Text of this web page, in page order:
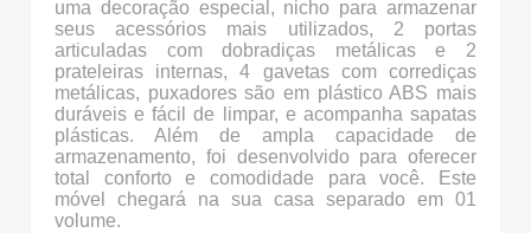
uma decoração especial, nicho para armazenar
seus acessórios mais utilizados, 2 portas
articuladas com dobradiças metálicas e 2
prateleiras internas, 4 gavetas com corrediças
metálicas, puxadores são em plástico ABS mais
duráveis e fácil de limpar, e acompanha sapatas
plásticas. Além de ampla capacidade de
armazenamento, foi desenvolvido para oferecer
total conforto e comodidade para você. Este
móvel chegará na sua casa separado em 01
volume.